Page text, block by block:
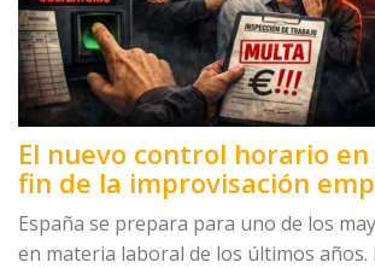
El nuevo control horario en
fin de la improvisación
España se prepara para uno de los
en materia laboral de los últimos años.